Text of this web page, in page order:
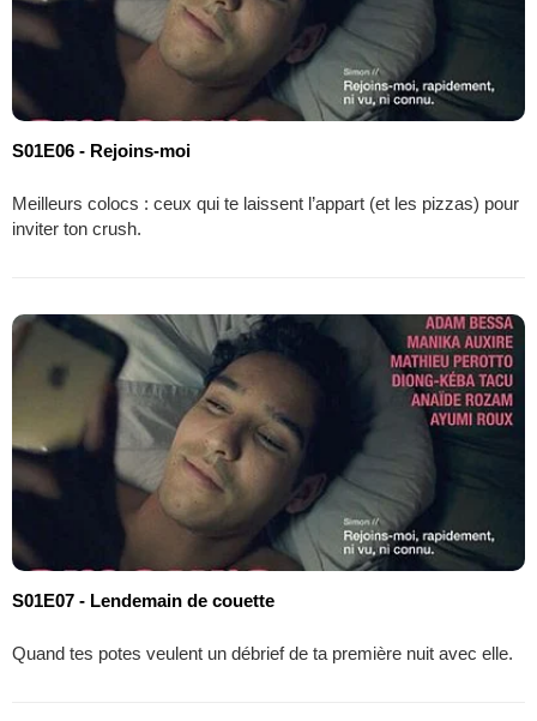
S01E06 - Rejoins-moi
Meilleurs colocs : ceux qui te laissent l’appart (et les pizzas) pour
inviter ton crush.
S01E07 - Lendemain de couette
Quand tes potes veulent un débrief de ta première nuit avec elle.